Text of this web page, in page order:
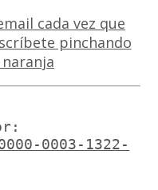
0003-1322-